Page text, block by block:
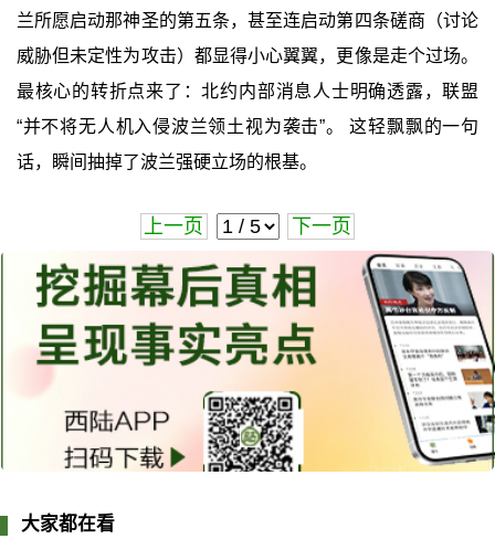
兰所愿启动那神圣的第五条，甚至连启动第四条磋商（讨论
威胁但未定性为攻击）都显得小心翼翼，更像是走个过场。
最核心的转折点来了：北约内部消息人士明确透露，联盟
“并不将无人机入侵波兰领土视为袭击”。 这轻飘飘的一句
话，瞬间抽掉了波兰强硬立场的根基。
上一页 下一页
大家都在看